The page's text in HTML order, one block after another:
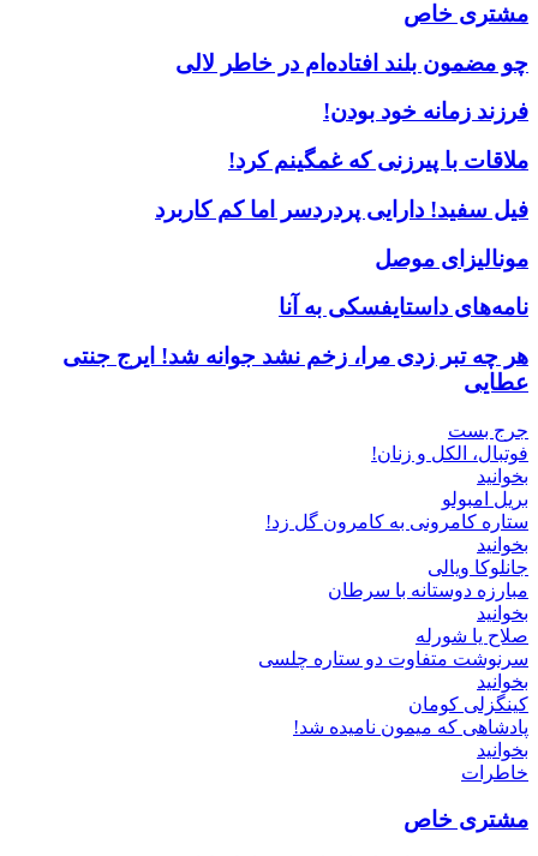
مشتری خاص
چو مضمون بلند افتاده‌ام در خاطر لالی
فرزند زمانه خود بودن!
ملاقات با پیرزنی که غمگینم کرد!
فیل سفید! دارایی پردردسر اما کم کاربرد
مونالیزای موصل
نامه‌های داستایفسکی به آنا
هر چه تبر زدی مرا، زخم نشد جوانه شد! ایرج جنتی
عطایی
جرج بست
فوتبال، الکل و زنان!
بخوانید
بریل امبولو
ستاره کامرونی به کامرون گل زد!
بخوانید
جانلوکا ویالی
مبارزه دوستانه با سرطان
بخوانید
صلاح یا شورله
سرنوشت متفاوت دو ستاره چلسی
بخوانید
کینگزلی کومان
پادشاهی که میمون نامیده شد!
بخوانید
خاطرات
مشتری خاص